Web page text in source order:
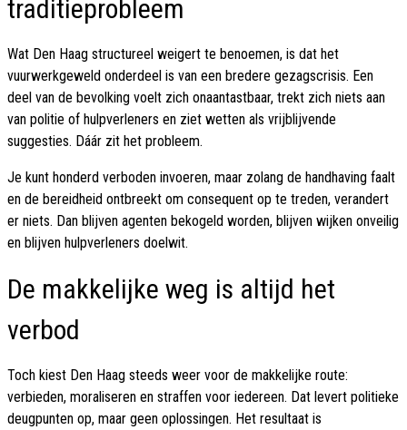
traditieprobleem
Wat Den Haag structureel weigert te benoemen, is dat het
vuurwerkgeweld onderdeel is van een bredere gezagscrisis. Een
deel van de bevolking voelt zich onaantastbaar, trekt zich niets aan
van politie of hulpverleners en ziet wetten als vrijblijvende
suggesties. Dáár zit het probleem.
Je kunt honderd verboden invoeren, maar zolang de handhaving faalt
en de bereidheid ontbreekt om consequent op te treden, verandert
er niets. Dan blijven agenten bekogeld worden, blijven wijken onveilig
en blijven hulpverleners doelwit.
De makkelijke weg is altijd het
verbod
Toch kiest Den Haag steeds weer voor de makkelijke route:
verbieden, moraliseren en straffen voor iedereen. Dat levert politieke
deugpunten op, maar geen oplossingen. Het resultaat is